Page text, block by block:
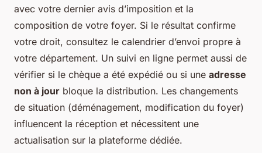
avec votre dernier avis d’imposition et la
composition de votre foyer. Si le résultat confirme
votre droit, consultez le calendrier d’envoi propre à
votre département. Un suivi en ligne permet aussi de
vérifier si le chèque a été expédié ou si une adresse
non à jour bloque la distribution. Les changements
de situation (déménagement, modification du foyer)
influencent la réception et nécessitent une
actualisation sur la plateforme dédiée.